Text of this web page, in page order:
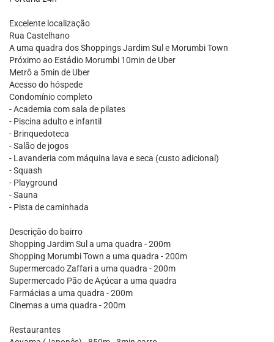
Excelente localização
Rua Castelhano
A uma quadra dos Shoppings Jardim Sul e Morumbi Town
Próximo ao Estádio Morumbi 10min de Uber
Metrô a 5min de Uber
Acesso do hóspede
Condomínio completo
- Academia com sala de pilates
- Piscina adulto e infantil
- Brinquedoteca
- Salão de jogos
- Lavanderia com máquina lava e seca (custo adicional)
- Squash
- Playground
- Sauna
- Pista de caminhada
Descrição do bairro
Shopping Jardim Sul a uma quadra - 200m
Shopping Morumbi Town a uma quadra - 200m
Supermercado Zaffari a uma quadra - 200m
Supermercado Pão de Açúcar a uma quadra
Farmácias a uma quadra - 200m
Cinemas a uma quadra - 200m
Restaurantes